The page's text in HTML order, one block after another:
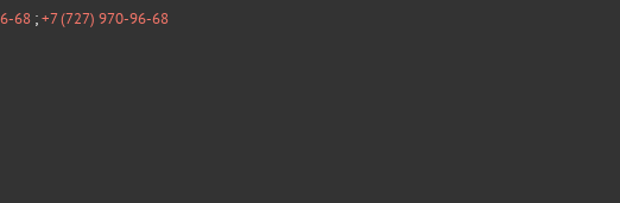
68 ;+7 (727) 970-96-68